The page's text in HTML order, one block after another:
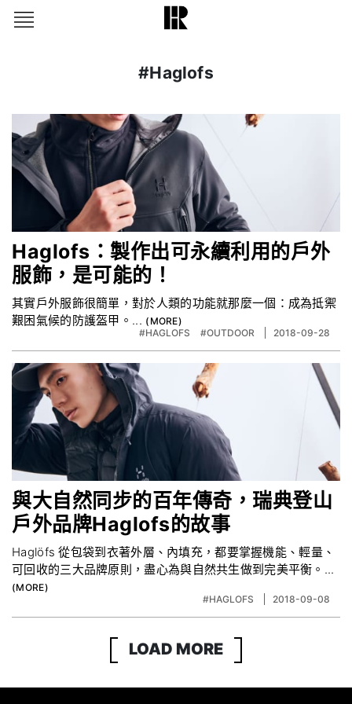
#Haglofs
Haglofs：製作出可永續利用的戶外
服飾，是可能的！
其實戶外服飾很簡單，對於人類的功能就那麼一個：成為抵禦
艱困氣候的防護盔甲。...
#HAGLOFS #OUTDOOR 2018-09-28
與大自然同步的百年傳奇，瑞典登山
戶外品牌Haglofs的故事
Haglöfs 從包袋到衣著外層、內填充，都要掌握機能、輕量、
可回收的三大品牌原則，盡心為與自然共生做到完美平衡。...
#HAGLOFS 2018-09-08
LOAD MORE